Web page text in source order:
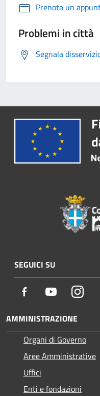
Prenota un
Problemi in città
Segnala
SEGUICI SU
Facebook Youtube
AMMINISTRAZIONE
Organi di Governo
Aree Amministrative
Uffici
Enti e fondazioni